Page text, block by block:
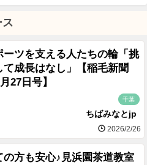
ーツを支える人たちの輪「挑
て成長はなし」【稲毛新聞
27日号】
千葉
ちばみなとjp
2026/2/26
の方も安心♪見浜園茶道教室